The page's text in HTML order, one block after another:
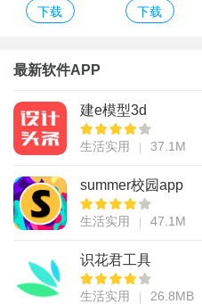
交
下载 端app
下载
最新软件APP
建e模型3d
生活实用 37.1M
summer校园app
生活实用 47.1M
识花君工具
生活实用 26.8MB